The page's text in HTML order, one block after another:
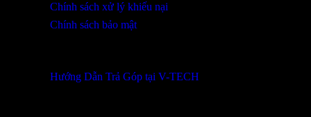
Chính sách xử lý khiếu nại
Chính sách bảo mật
Hướng Dẫn Trả Góp tại V-TECH